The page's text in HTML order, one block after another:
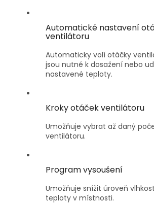
Automatické nastavení
ventilátoru
Automaticky volí otáčky
jsou nutné k dosažení nebo
nastavené teploty.
Kroky otáček ventilátoru
Umožňuje vybrat až daný
ventilátoru.
Program vysoušení
Umožňuje snížit úroveň
teploty v místnosti.